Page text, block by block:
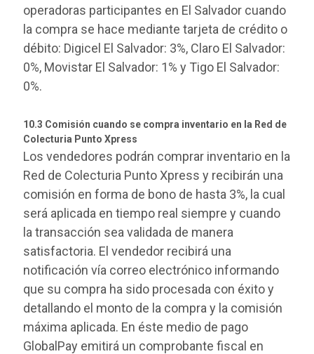
operadoras participantes en El Salvador cuando
la compra se hace mediante tarjeta de crédito o
débito: Digicel El Salvador: 3%, Claro El Salvador:
0%, Movistar El Salvador: 1% y Tigo El Salvador:
0%.
10.3 Comisión cuando se compra inventario en la Red de
Colecturia Punto Xpress
Los vendedores podrán comprar inventario en la
Red de Colecturia Punto Xpress y recibirán una
comisión en forma de bono de hasta 3%, la cual
será aplicada en tiempo real siempre y cuando
la transacción sea validada de manera
satisfactoria. El vendedor recibirá una
notificación vía correo electrónico informando
que su compra ha sido procesada con éxito y
detallando el monto de la compra y la comisión
máxima aplicada. En éste medio de pago
GlobalPay emitirá un comprobante fiscal en